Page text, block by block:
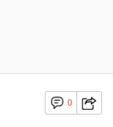
0